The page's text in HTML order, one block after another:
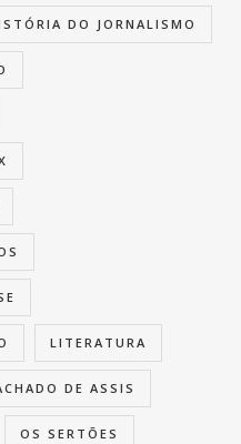
DO JORNALISMO
LITERATURA
DE ASSIS
OS SERTÕES